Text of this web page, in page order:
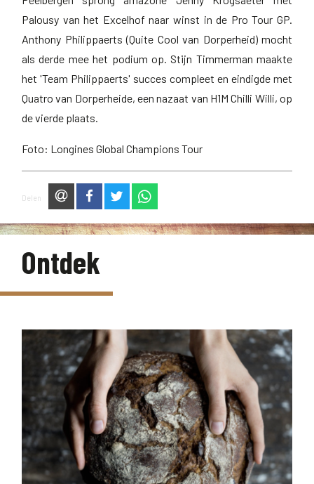
Palousy van het Excelhof naar winst in de Pro Tour GP.
Anthony Philippaerts (Quite Cool van Dorperheid) mocht
als derde mee het podium op. Stijn Timmerman maakte
het 'Team Philippaerts' succes compleet en eindigde met
Quatro van Dorperheide, een nazaat van H1M Chilli Willi, op
de vierde plaats.
Foto: Longines Global Champions Tour
Delen via e-mailop Facebook
op Twittervia WhatsApp
Ontdek